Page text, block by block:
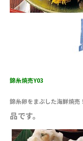
錦糸焼売Y03
錦糸卵をまぶした海鮮焼売
品です。